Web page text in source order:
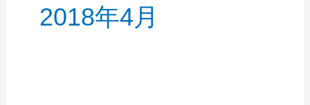
2018年4月